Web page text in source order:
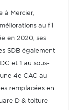
à Mercier,
au fil
en 2020, ses
SDB également
et 1 au sous-
4e CAC au
remplacées en
D & toiture